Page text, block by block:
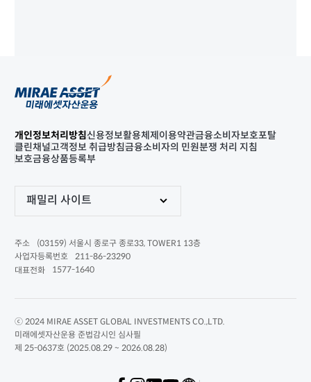
개인정보처리방침신용정보활용체제 이용약관금융소비자보호포탈
클린채널고객정보 취급방침금융소비자의 민원분쟁 처리 지침
보호금융상품등록부
패밀리 사이트
주소
(03159) 서울시 종로구 종로33, TOWER1 13층
사업자등록번호
211-86-23290
대표전화
1577-1640
ⓒ 2024 MIRAE ASSET GLOBAL INVESTMENTS CO.,LTD.
미래에셋자산운용 준법감시인 심사필
제 25-0637호 (2025.08.29 ~ 2026.08.28)